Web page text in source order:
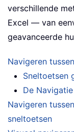
verschillende
Excel — van
geavanceerde
Navigeren
Sneltoetsen
De
Navigeren
sneltoetsen